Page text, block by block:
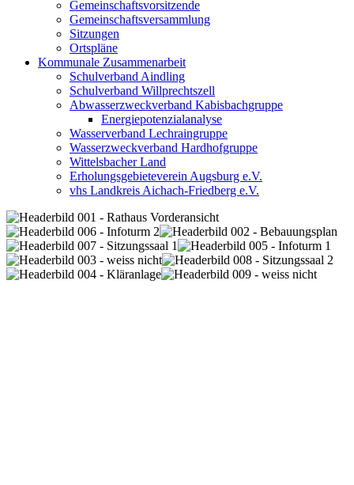
Gemeinschaftsvorsitzende
Gemeinschaftsversammlung
Sitzungen
Ortspläne
Kommunale Zusammenarbeit
Schulverband Aindling
Schulverband Willprechtszell
Abwasserzweckverband Kabisbachgruppe
Energiepotenzialanalyse
Wasserverband Lechraingruppe
Wasserzweckverband Hardhofgruppe
Wittelsbacher Land
Erholungsgebieteverein Augsburg e.V.
vhs Landkreis Aichach-Friedberg e.V.